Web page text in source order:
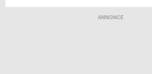
ANNONCE